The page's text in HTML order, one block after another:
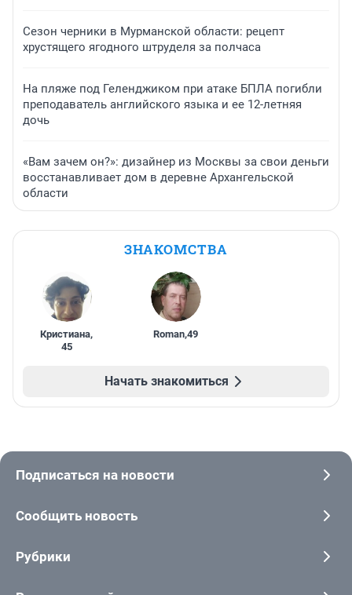
Сезон черники в Мурманской области: рецепт
хрустящего ягодного штруделя за полчаса
На пляже под Геленджиком при атаке БПЛА погибли
преподаватель английского языка и ее 12-летняя
дочь
«Вам зачем он?»: дизайнер из Москвы за свои деньги
восстанавливает дом в деревне Архангельской
области
ЗНАКОМСТВА
Кристиана,
45
Roman,49
Начать знакомиться
Подписаться на новости
Сообщить новость
Рубрики